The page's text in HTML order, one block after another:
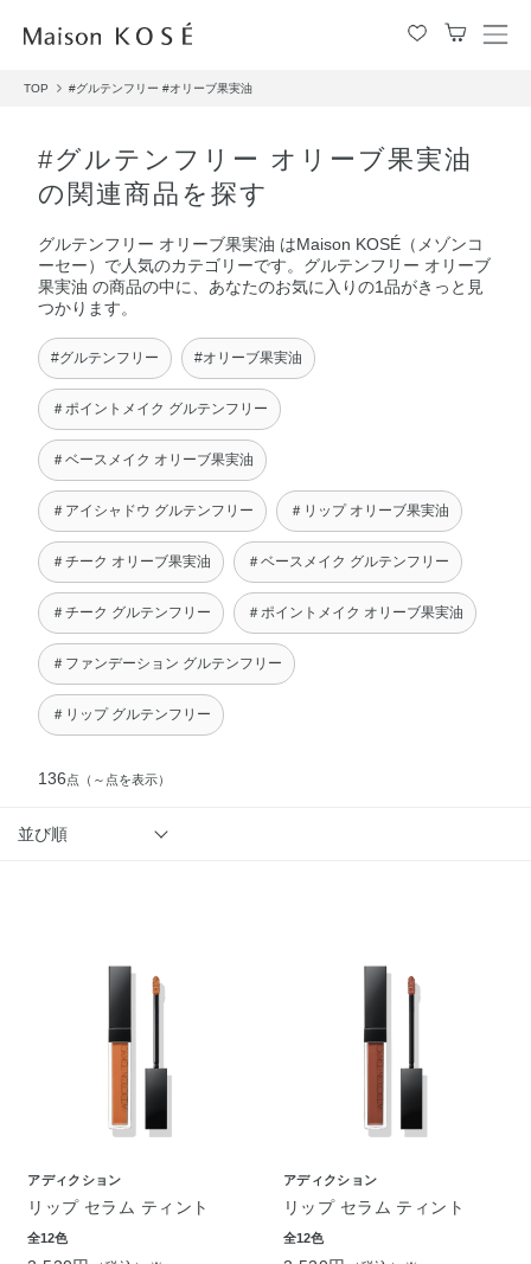
メ
TOP #グルテンフリー #オリーブ果実油
#グルテンフリー オリーブ果実油
の関連商品を探す
グルテンフリー オリーブ果実油 はMaison KOSÉ（メゾンコ
ーセー）で人気のカテゴリーです。グルテンフリー オリーブ
果実油 の商品の中に、あなたのお気に入りの1品がきっと見
つかります。
#グルテンフリー #オリーブ果実油
＃ポイントメイク グルテンフリー
＃ベースメイク オリーブ果実油
＃アイシャドウ グルテンフリー ＃リップ オリーブ果実油
＃チーク オリーブ果実油 ＃ベースメイク グルテンフリー
＃チーク グルテンフリー ＃ポイントメイク オリーブ果実油
＃ファンデーション グルテンフリー
＃リップ グルテンフリー
136点 （～点を表示）
並び順
アディクション
リップ セラム ティント
全12色
アディクション
リップ セラム ティント
全12色